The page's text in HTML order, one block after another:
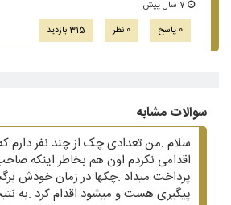
0 پاسخ
0 نظر 315 بازدید
سوالات مشابه
اقدامی نکردم اون هم بخاطر اینکه
پرداخت میداد .چکها در زمان خودش
پیگیری هست و میشود اقدام کرد .به